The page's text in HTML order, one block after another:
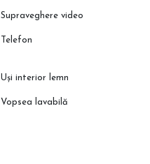
Supraveghere video
Telefon
Uși interior lemn
Vopsea lavabilă